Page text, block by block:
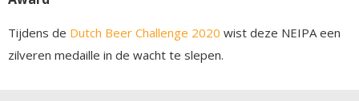
Tijdens de Dutch Beer Challenge 2020 wist deze NEIPA een
zilveren medaille in de wacht te slepen.